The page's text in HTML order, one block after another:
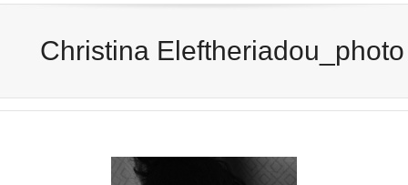
Christina Eleftheriadou_photo